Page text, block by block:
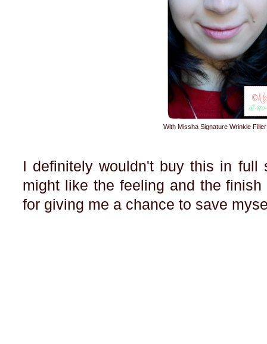
With Missha Signature Wrinkle
I definitely wouldn't buy this in
might like the feeling and the
for giving me a chance to save